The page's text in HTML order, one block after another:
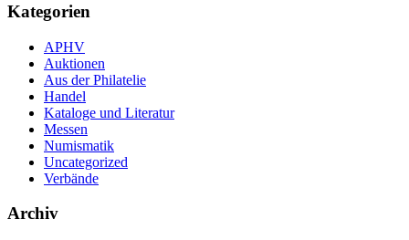
Kategorien
APHV
Auktionen
Aus der Philatelie
Handel
Kataloge und Literatur
Messen
Numismatik
Uncategorized
Verbände
Archiv